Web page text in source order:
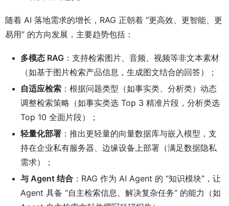
随着 AI 落地需求的增长，RAG 正朝着 “更高效、更智能、更
易用” 的方向发展，主要趋势包括：
多模态 RAG ：支持检索图片、音频、视频等非文本素材
（如基于图片检索产品信息，生成图文结合的回答）；
自适应检索 ：根据问题类型（如事实类、分析类）动态
调整检索策略（如事实类选 Top 3 精准片段，分析类选
Top 10 全面片段）；
轻量化部署 ：推出更轻量的向量数据库与嵌入模型，支
持在企业私有服务器、边缘设备上部署（满足数据隐私
需求）；
与 Agent 结合 ：RAG 作为 AI Agent 的 “知识模块”，让
Agent 具备 “自主检索信息、解决复杂任务” 的能力（如